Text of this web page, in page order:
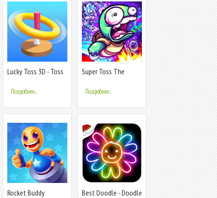
Lucky Toss 3D - Toss
Подробнее...
Super Toss The
Подробнее...
Rocket Buddy
Best Doodle - Doodle